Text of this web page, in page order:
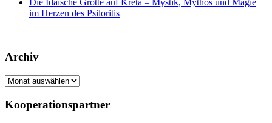
im Herzen des Psiloritis
Archiv
Archiv
Kooperationspartner